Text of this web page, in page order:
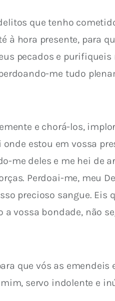
que tenho
à hora presente, para
pecados e purifiqueis
me tudo
e chorá-los,
estou em vossa
me deles e me hei de
Perdoai-me, meu
precioso sangue. Eis
a vossa bondade, não
que vós as emendeis
servo indolente e